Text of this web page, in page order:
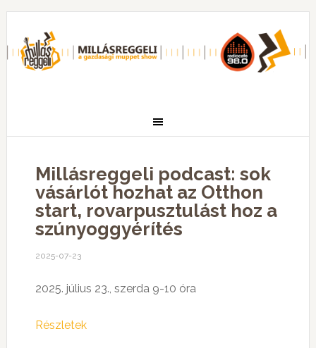
Millásreggeli podcast: sok
vásárlót hozhat az Otthon
start, rovarpusztulást hoz a
szúnyoggyérítés
2025-07-23
2025. július 23., szerda 9-10 óra
Részletek